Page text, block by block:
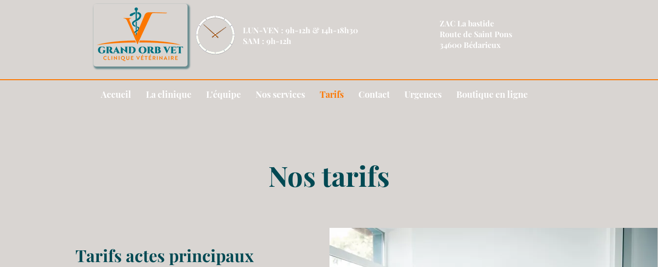
LUN-VEN : 9h-12h & 14h-18h30
SAM : 9h-12h
ZAC La bastide
Route de Saint Pons
34600 Bédarieux
Accueil La clinique L'équipe Nos services Tarifs Contact Urgences Boutique en ligne
Nos tarifs
Tarifs actes principaux